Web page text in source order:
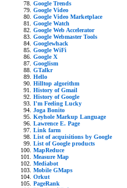
Google Trends
Google Video
Google Video Marketplace
Google Watch
Google Web Accelerator
Google Webmaster Tools
Googlewhack
Google WiFi
Google X
Googlism
GTalkr
Hello
Hilltop algorithm
History of Gmail
History of Google
I'm Feeling Lucky
Joga Bonito
Keyhole Markup Language
Lawrence E. Page
Link farm
List of acquisitions by Google
List of Google products
MapReduce
Measure Map
Mediabot
Mobile GMaps
Orkut
PageRank